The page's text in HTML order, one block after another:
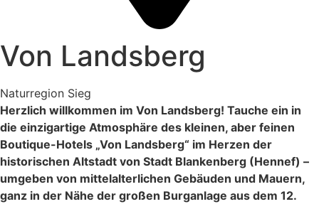
Von Landsberg
Naturregion Sieg
Herzlich willkommen im Von Landsberg! Tauche ein in
die einzigartige Atmosphäre des kleinen, aber feinen
Boutique-Hotels „Von Landsberg“ im Herzen der
historischen Altstadt von Stadt Blankenberg (Hennef) –
umgeben von mittelalterlichen Gebäuden und Mauern,
ganz in der Nähe der großen Burganlage aus dem 12.